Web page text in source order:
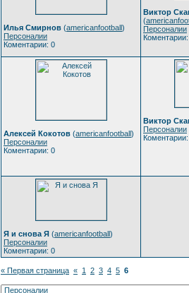
Илья Смирнов (americanfootball)
Персоналии
Коментарии: 0
Виктор
(
Персоналии
Алексей Кокотов (americanfootball)
Персоналии
Коментарии: 0
Виктор
Персоналии
Я и снова Я (americanfootball)
Персоналии
Коментарии: 0
« Первая страница « 1 2 3 4 5 6